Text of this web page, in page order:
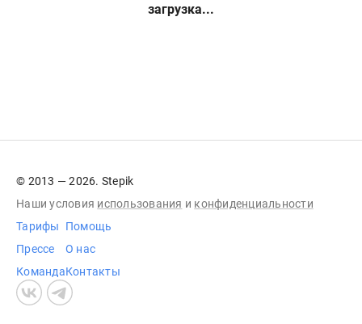
загрузка...
© 2013 — 2026. Stepik
Наши условия использования и конфиденциальности
Тарифы
Прессе
Команда
Помощь
О нас
Контакты